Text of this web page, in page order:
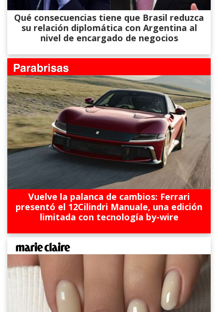
Qué consecuencias tiene que Brasil reduzca
su relación diplomática con Argentina al
nivel de encargado de negocios
Vuelve la palanca de cambios: Ferrari
presentó el 12Cilindri Manuale, una edición
limitada con tecnología by-wire